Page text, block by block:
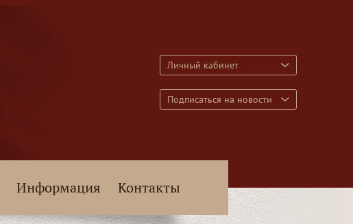
Личный кабинет
Подписаться на новости
Информация Контакты